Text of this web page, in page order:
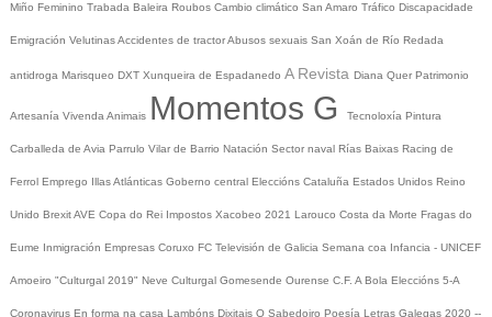
Miño Feminino Trabada Baleira Roubos Cambio climático San Amaro Tráfico Discapacidade
Emigración VelutinasAccidentes de tractorAbusos sexuais San Xoán de Río Redada
antidroga Marisqueo DXT Xunqueira de Espadanedo A Revista Diana Quer Patrimonio
Artesanía Vivenda Animais Momentos G Tecnoloxía Pintura
Carballeda de Avia Parrulo Vilar de Barrio Natación Sector naval Rías Baixas Racing de
Ferrol Emprego Illas Atlánticas Goberno central Eleccións Cataluña Estados Unidos Reino
Unido BrexitAVE Copa do Rei Impostos Xacobeo 2021 Larouco Costa da Morte Fragas do
Eume Inmigración Empresas Coruxo FC Televisión de Galicia Semana coa Infancia - UNICEF
Amoeiro "Culturgal 2019" Neve Culturgal Gomesende Ourense C.F. A Bola Eleccións 5-A
Coronavirus En forma na casa Lambóns Dixitais O Sabedoiro Poesía Letras Galegas 2020 --